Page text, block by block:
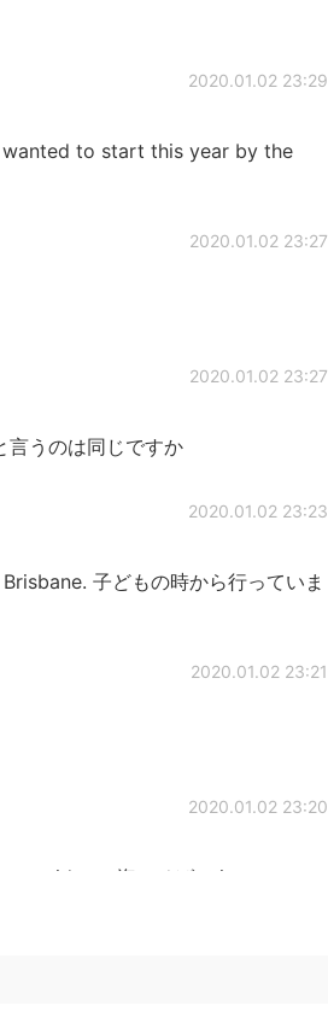
2020.01.02 23:29
to start this year by the
2020.01.02 23:27
2020.01.02 23:27
言うのは同じですか
2020.01.02 23:23
子どもの時から行っていま
2020.01.02 23:21
2020.01.02 23:20
so 海のそばで is very